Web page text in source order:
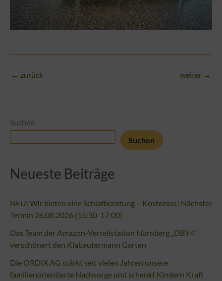
← zurück weiter →
Suchen
Suchen
Neueste Beiträge
NEU: Wir bieten eine Schlafberatung – Kostenlos! Nächster
Termin 26.08.2026 (15:30-17:00)
Das Team der Amazon-Verteilstation Nürnberg „DBY4“
verschönert den Klabautermann Garten
Die ORDIX AG stärkt seit vielen Jahren unsere
familienorientierte Nachsorge und schenkt Kindern Kraft